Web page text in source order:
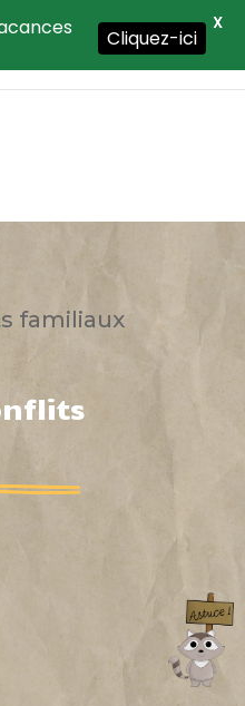
familiaux
Cliquez-ici
X